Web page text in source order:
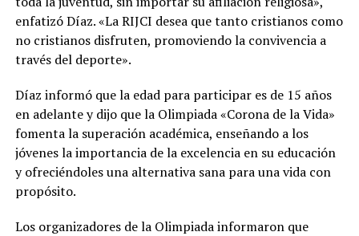
enfatizó Díaz. «La RIJCI desea que tanto cristianos como
no cristianos disfruten, promoviendo la convivencia a
través del deporte».
Díaz informó que la edad para participar es de 15 años
en adelante y dijo que la Olimpiada «Corona de la Vida»
fomenta la superación académica, enseñando a los
jóvenes la importancia de la excelencia en su educación
y ofreciéndoles una alternativa sana para una vida con
propósito.
Los organizadores de la Olimpiada informaron que